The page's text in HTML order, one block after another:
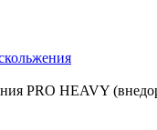
PRO HEAVY